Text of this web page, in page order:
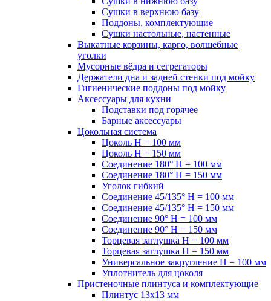
Сушки в верхнюю базу
Поддоны, комплектующие
Сушки настольные, настенные
Выкатные корзины, карго, волшебные
уголки
Мусорные вёдра и сегрегаторы
Держатели дна и задней стенки под мойку
Гигиенические поддоны под мойку
Аксессуары для кухни
Подставки под горячее
Барные аксессуары
Цокольная система
Цоколь H = 100 мм
Цоколь H = 150 мм
Соединение 180° H = 100 мм
Соединение 180° H = 150 мм
Уголок гибкий
Соединение 45/135° H = 100 мм
Соединение 45/135° H = 150 мм
Соединение 90° H = 100 мм
Соединение 90° H = 150 мм
Торцевая заглушка H = 100 мм
Торцевая заглушка H = 150 мм
Универсальное закругление H = 100 мм
Уплотнитель для цоколя
Пристеночные плинтуса и комплектующие
Плинтус 13х13 мм